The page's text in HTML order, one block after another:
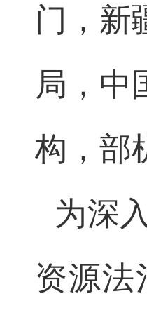
门，新
局，中
构，部
为深
资源法